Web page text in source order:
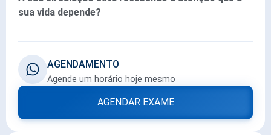
sua vida depende?
AGENDAMENTO
Agende um horário hoje mesmo
AGENDAR EXAME